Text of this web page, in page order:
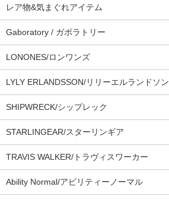
レア物&気まぐれアイテム
Gaboratory / ガボラトリー
LONONES/ロンワンズ
LYLY ERLANDSSON/リリーエルランドソン
SHIPWRECK/シップレック
STARLINGEAR/スターリンギア
TRAVIS WALKER/トラヴィスワーカー
Ability Normal/アビリティーノーマル